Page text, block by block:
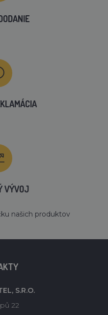
VÝVOJ
našich produktov
S.R.O.
22